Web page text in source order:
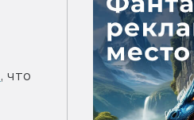
, что